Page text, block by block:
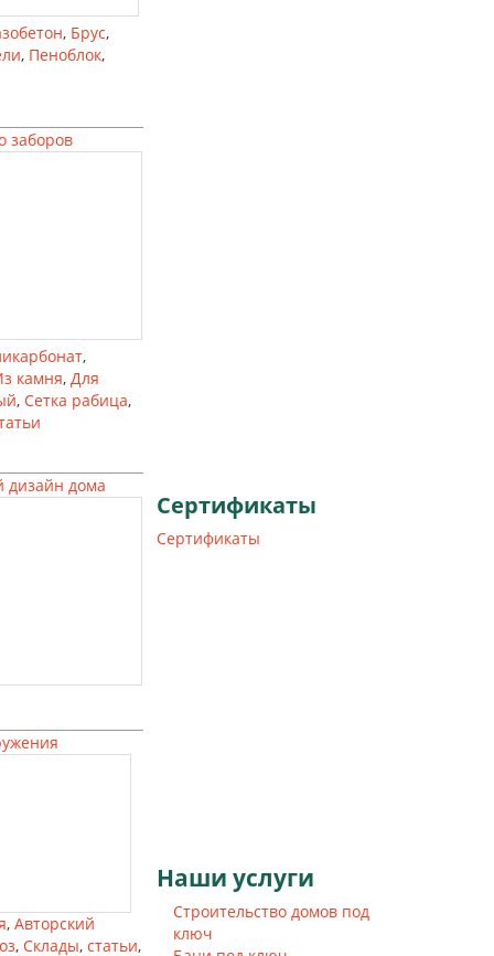
, Брус,
, Пеноблок,
заборов
,
камня, Для
, Сетка рабица,
дома
, Авторский
, Склады, статьи,
Сертификаты
Сертификаты
Наши услуги
Строительство домов под
ключ